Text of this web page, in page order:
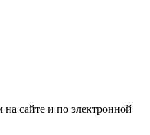
сайте и по электронной